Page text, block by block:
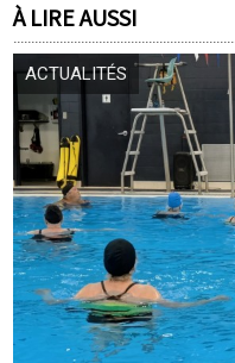
À LIRE AUSSI
ACTUALITÉS